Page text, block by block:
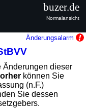
Änderungsalarm
Änderungen dieser
können Sie
(n.F.)
Sie dessen
buzer.de
Normalansicht